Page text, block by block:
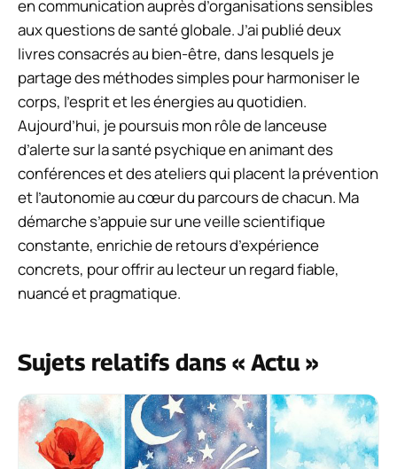
en communication auprès d’organisations sensibles
aux questions de santé globale. J’ai publié deux
livres consacrés au bien-être, dans lesquels je
partage des méthodes simples pour harmoniser le
corps, l’esprit et les énergies au quotidien.
Aujourd’hui, je poursuis mon rôle de lanceuse
d’alerte sur la santé psychique en animant des
conférences et des ateliers qui placent la prévention
et l’autonomie au cœur du parcours de chacun. Ma
démarche s’appuie sur une veille scientifique
constante, enrichie de retours d’expérience
concrets, pour offrir au lecteur un regard fiable,
nuancé et pragmatique.
Sujets relatifs dans « Actu »